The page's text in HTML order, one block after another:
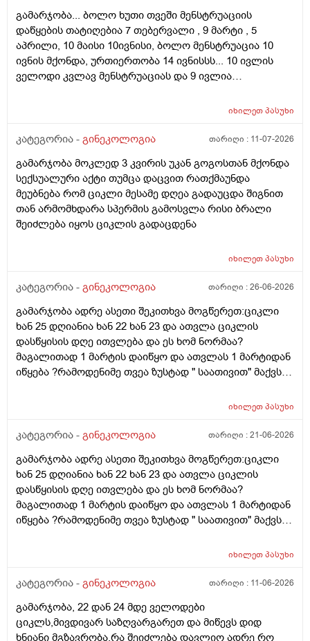
გამარჯობა... ბოლო ხუთი თვეში მენსტრუაციის
დაწყების თატიღებია 7 თებერვალი , 9 მარტი , 5
აპრილი, 10 მაისი 10ივნისი, ბოლო მენსტრუაცია 10
ივნის მქონდა, ურთიერთობა 14 ივნისსს... 10 ივლის
ველოდი კვლავ მენსტრუაციას და 9 ივლია
მენსტრუაცია 10 დღეა გადამიცდს,,, ორსულობას არ
თვე გავიდა... 9 ივლის რო დავორსულებოდი როგორ
ტკივილის ხან არა, შარდვის შემდეგ ტკივილი და
შებერილობის შეგრძმება...ჩემით ორციპოლი და
ნოშპაც დავლიეე.... რა უნდა ვქნა
იხილეთპასუხი
კატეგორია - გინეკოლოგია თარიღი : 11-07-2026
გამარჯობა მოკლედ 3 კვირის უკან გოგოსთან მქონდა
სექსუალური აქტი თუმცა დაცვით რათქმაუნდა
მეუბნება რომ ციკლი მესამე დღეა გადაუცდა შიგნით
თან არმომხდარა სპერმის გამოსვლა რისი ბრალი
შეიძლება იყოს ციკლის გადაცდენა
იხილეთპასუხი
კატეგორია - გინეკოლოგია თარიღი :26-06-2026
გამარჯობა ადრე ასეთი შეკითხვა მოგწერეთ:ციკლი
ხან 25 დღიანია ხან 22 ხან 23 და ათვლა ციკლის
დასწყისის დღე ითვლება და ეს ხომ ნორმაა?
მაგალითად 1 მარტის დაიწყო და ათვლას 1 მარტიდან
იწყება ?რამოდენიმე თვეა ზუსტად " საათივით" მაქვს
მეშინია კიდევ ხომ არ ჩამოიწევს? მინდა რომ 25 ან
განმავლობაში ? შესაძლოა ისევ 23 ან 25 დღიანი
რამეა.ზოგადად წლებია აუტოიმონური თირეოდიტი
მაქვს.ხშირად მაქვს სანერვიულო.რითი შეიძლება
უნდაცკვების სახით რომ ვმართო ციკლის დღეები?
პასუხიც მივიღე და არა, ყველაფერი ჩვეულებრივადაა
არც ჭარბი სისხლდება არ არის.ადრე რომ 7 დღემდე
მითხარით რომ შეიმოწმეთო ტიესეიჩი და კიდევ სხვა
ასაკი 40
იხილეთპასუხი
კატეგორია - გინეკოლოგია თარიღი :21-06-2026
გამარჯობა ადრე ასეთი შეკითხვა მოგწერეთ:ციკლი
ხან 25 დღიანია ხან 22 ხან 23 და ათვლა ციკლის
დასწყისის დღე ითვლება და ეს ხომ ნორმაა?
მაგალითად 1 მარტის დაიწყო და ათვლას 1 მარტიდან
იწყება ?რამოდენიმე თვეა ზუსტად " საათივით" მაქვს
მეშინია კიდევ ხომ არ ჩამოიწევს? მინდა რომ 25 ან
განმავლობაში ? შესაძლოა ისევ 23 ან 25 დღიანი
რამეა.ზოგადად წლებია აუტოიმონური თირეოდიტი
მაქვს.ხშირად მაქვს სანერვიულო.რითი შეიძლება
იხილეთპასუხი
კატეგორია - გინეკოლოგია თარიღი : 11-06-2026
გამარჯობა, 22 დან 24 მდე ველოდები
ციკლს,მივდივარ საზღვარგარეთ და მიწევს დიდ
ხნიანი მგზავრობა.რა შეიძლება დავლიო ადრე რო